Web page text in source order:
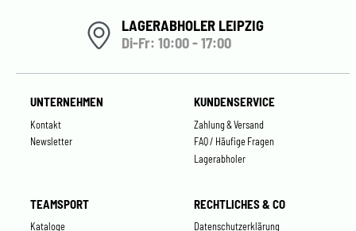
LAGERABHOLER LEIPZIG
Di-Fr: 10:00 - 17:00
UNTERNEHMEN
Kontakt
Newsletter
KUNDENSERVICE
Zahlung & Versand
FAQ / Häufige Fragen
Lagerabholer
TEAMSPORT
Kataloge
RECHTLICHES & CO
Datenschutzerklärung